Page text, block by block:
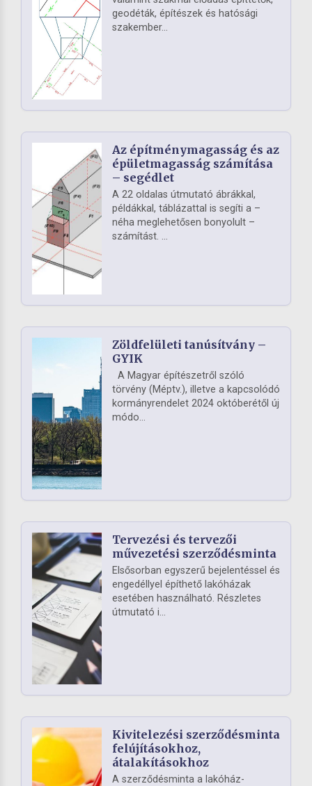
geodéták, építészek és hatósági
szakember...
Az építménymagasság és az
épületmagasság számítása
– segédlet
A 22 oldalas útmutató ábrákkal,
példákkal, táblázattal is segíti a –
néha meglehetősen bonyolult –
számítást. ...
Zöldfelületi tanúsítvány –
GYIK
A Magyar építészetről szóló
törvény (Méptv.), illetve a kapcsolódó
kormányrendelet 2024 októberétől új
módo...
Tervezési és tervezői
művezetési szerződésminta
Elsősorban egyszerű bejelentéssel és
engedéllyel építhető lakóházak
esetében használható. Részletes
útmutató i...
Kivitelezési szerződésminta
felújításokhoz,
átalakításokhoz
A szerződésminta a lakóház-